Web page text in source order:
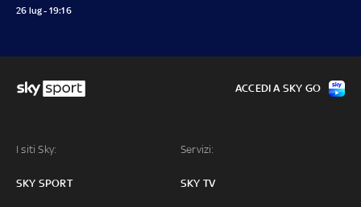
26 lug - 19:16
I siti Sky:
SKY SPORT
Servizi:
SKY TV
ACCEDI A SKY GO